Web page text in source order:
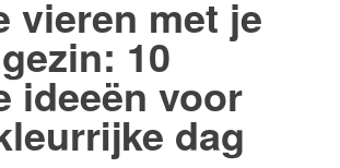
vieren met je
10
ideeën voor
dag